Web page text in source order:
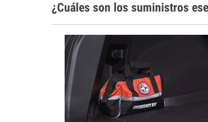
¿Cuáles son los suministros